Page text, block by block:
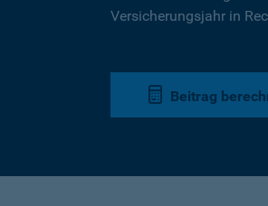
Versicherungsjahr in
Beitrag